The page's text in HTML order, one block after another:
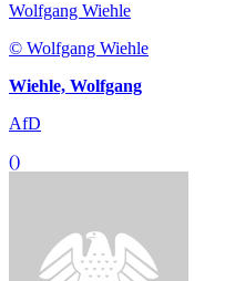
Wolfgang Wiehle
© Wolfgang Wiehle
Wiehle, Wolfgang
AfD
()